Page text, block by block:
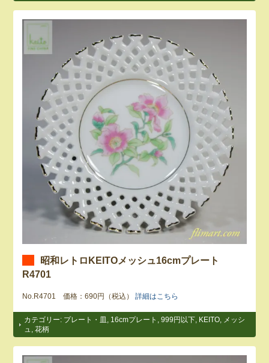
昭和レトロKEITOメッシュ16cmプレート
R4701
No.R4701 価格：690円（税込）詳細はこちら
カテゴリー: プレート・皿 16cmプレート ,999円以下 KEITO
メッシ
ュ
,花柄